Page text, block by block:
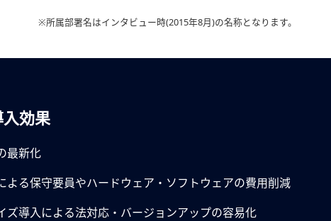
※所属部署名はインタビュー時(2015年8月)の名称となります。
効果
最新化
よる保守要員やハードウェア・ソフトウェアの費用削減
ズ導入による法対応・バージョンアップの容易化